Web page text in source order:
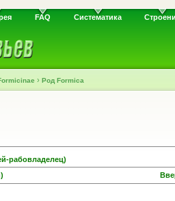
FAQ Систематика
› Род Formica
рабовладелец)